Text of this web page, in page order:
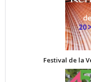
Festival de la